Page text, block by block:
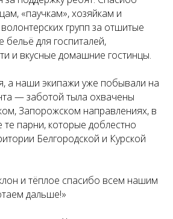
«паучкам», хозяйкам и
групп за отшитые
бельё для госпиталей,
и вкусные домашние гостинцы.
а наши экипажи уже побывали на
— заботой тыла охвачены
Запорожском направлениях, в
парни, которые доблестно
Белгородской и Курской
и тёплое спасибо всем нашим
дальше!»